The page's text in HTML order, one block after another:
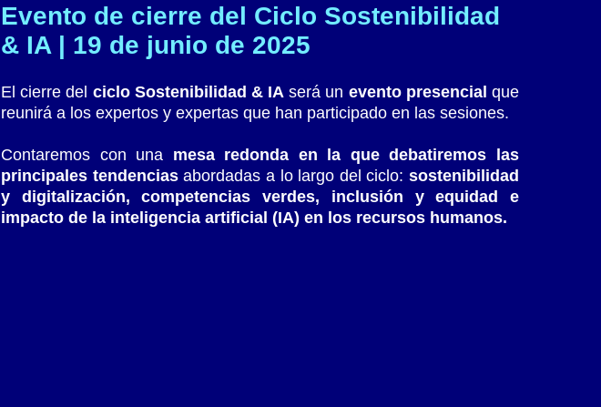
Evento de cierre del Ciclo Sostenibilidad
& IA | 19 de junio de 2025
El cierre del ciclo Sostenibilidad & IA será un evento presencialque
reunirá a los expertos y expertas que han participado en las sesiones.
Contaremos con una mesa redonda en la que debatiremos las
principales tendenciasabordadas a lo largo del ciclo: sostenibilidad
y digitalización, competencias verdes, inclusión y equidad e
impacto de la inteligencia artificial (IA) en los recursos humanos.